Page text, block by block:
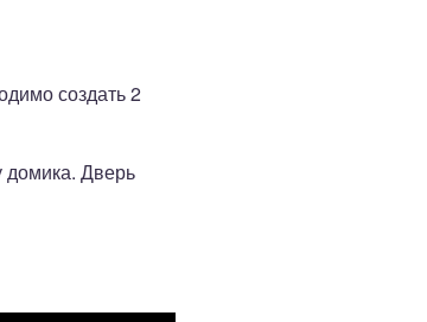
создать 2
домика. Дверь